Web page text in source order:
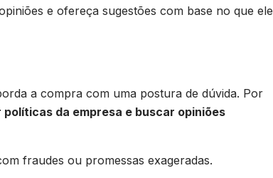
e ofereça sugestões com base no que ele
a compra com uma postura de dúvida. Por
da empresa e buscar opiniões
fraudes ou promessas exageradas.